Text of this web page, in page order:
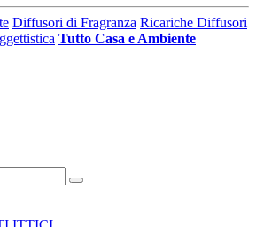
Diffusori di Fragranza Ricariche Diffusori
Tutto Casa e Ambiente